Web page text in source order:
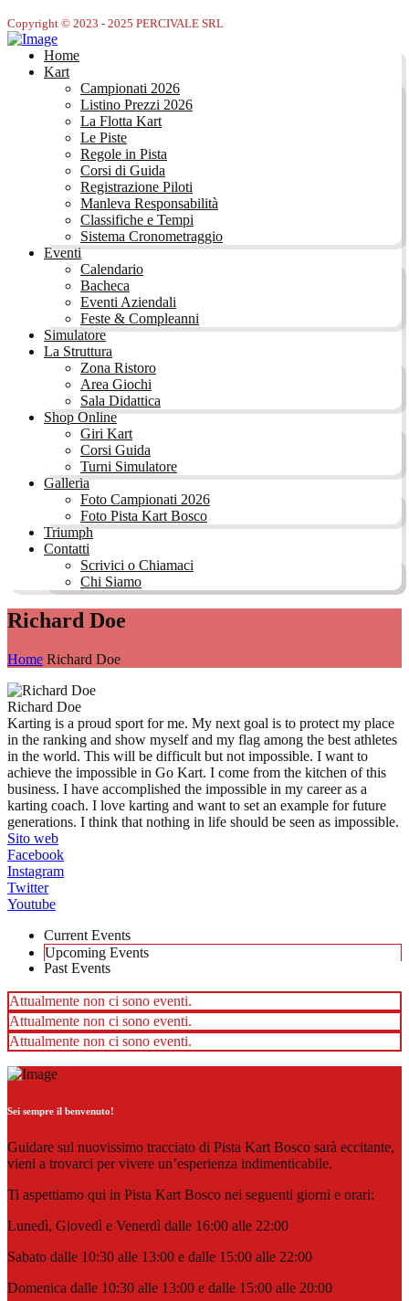
Copyright © 2023 - 2025 PERCIVALE SRL
Home
Kart
Campionati 2026
Listino Prezzi 2026
La Flotta Kart
Le Piste
Regole in Pista
Corsi di Guida
Registrazione Piloti
Manleva Responsabilità
Classifiche e Tempi
Sistema Cronometraggio
Eventi
Calendario
Bacheca
Eventi Aziendali
Feste & Compleanni
Simulatore
La Struttura
Zona Ristoro
Area Giochi
Sala Didattica
Shop Online
Giri Kart
Corsi Guida
Turni Simulatore
Galleria
Foto Campionati 2026
Foto Pista Kart Bosco
Triumph
Contatti
Scrivici o Chiamaci
Chi Siamo
Richard Doe
Home Richard Doe
Richard Doe
Karting is a proud sport for me. My next goal is to protect my place
in the ranking and show myself and my flag among the best athletes
in the world. This will be difficult but not impossible. I want to
achieve the impossible in Go Kart. I come from the kitchen of this
business. I have accomplished the impossible in my career as a
karting coach. I love karting and want to set an example for future
generations. I think that nothing in life should be seen as impossible.
Sito web
Facebook
Instagram
Twitter
Youtube
Current Events
Upcoming Events
Past Events
Attualmente non ci sono eventi.
Attualmente non ci sono eventi.
Attualmente non ci sono eventi.
Sei sempre il benvenuto!
Guidare sul nuovissimo tracciato di Pista Kart Bosco sarà eccitante,
vieni a trovarci per vivere un’esperienza indimenticabile.
Ti aspettiamo qui in Pista Kart Bosco nei seguenti giorni e orari:
Lunedì, Giovedì e Venerdì dalle 16:00 alle 22:00
Sabato dalle 10:30 alle 13:00 e dalle 15:00 alle 22:00
Domenica dalle 10:30 alle 13:00 e dalle 15:00 alle 20:00